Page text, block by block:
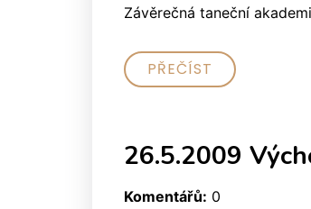
Závěrečná taneční
PŘEČÍST
26.5.2009
Komentářů: 0